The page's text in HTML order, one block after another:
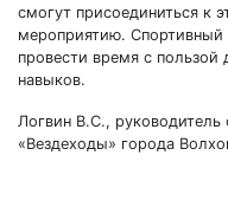
смогут присоединиться к
мероприятию.
провести время с пользой
навыков.
Логвин В.С., руководитель
«Вездеходы» города